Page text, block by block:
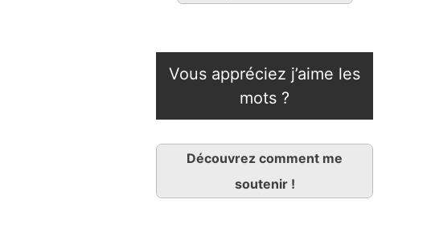
Vous appréciez j’aime les
mots ?
Découvrez comment me
soutenir !